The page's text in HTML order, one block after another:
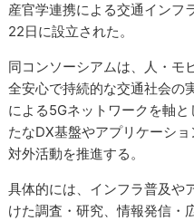
産官学連携による交通インフ
22日に設立された。
同コンソーシアムは、人・モ
全安心で持続的な交通社会の
による5Gネットワークを軸
たなDX基盤やアプリケーシ
対外活動を推進する。
具体的には、インフラ普及や
けた調査・研究、情報発信・